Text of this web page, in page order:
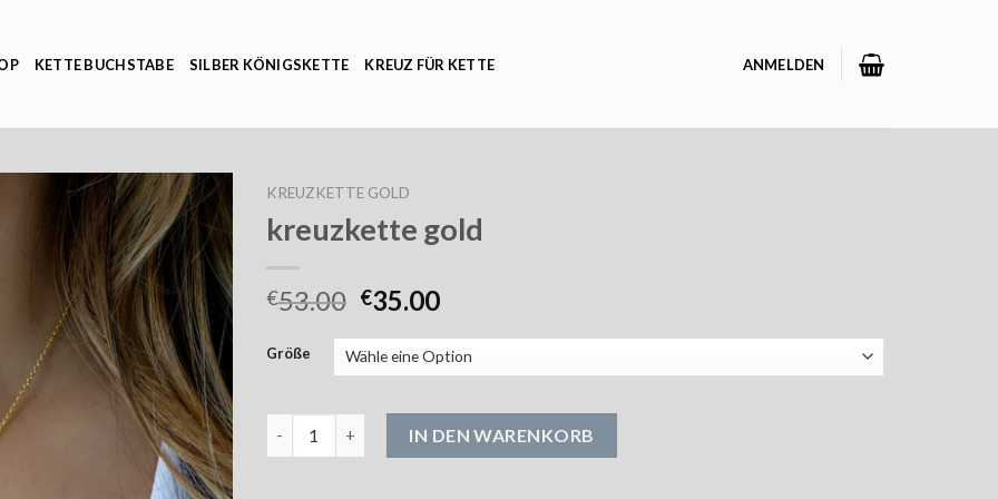
KETTE BUCHSTABE SILBER KÖNIGSKETTE KREUZ FÜR KETTE ANMELDEN
KREUZKETTE GOLD
kreuzkette gold
€53.00 €35.00
Größe
IN DEN WARENKORB